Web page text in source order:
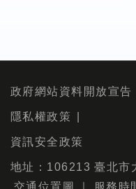
政府網站資料開放宣告
隱私權政策
資訊安全政策
地址：106213 臺北市